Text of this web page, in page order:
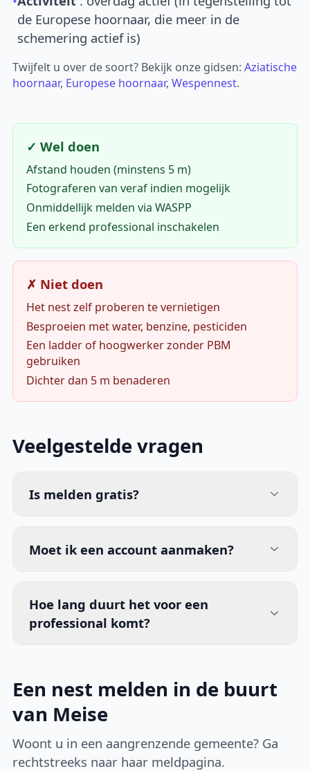
de Europese hoornaar, die meer in de
schemering actief is)
Twijfelt u over de soort? Bekijk onze gidsen:Aziatische
hoornaar, Europese hoornaar,Wespennest.
✓ Wel doen
Afstand houden (minstens 5 m)
Fotograferen van veraf indien mogelijk
Onmiddellijk melden via WASPP
Een erkend professional inschakelen
✗ Niet doen
Het nest zelf proberen te vernietigen
Besproeien met water, benzine, pesticiden
Een ladder of hoogwerker zonder PBM
gebruiken
Dichter dan 5 m benaderen
Veelgestelde vragen
Is melden gratis?
Moet ik een account aanmaken?
Hoe lang duurt het voor een
professional komt?
Een nest melden in de buurt
van Meise
Woont u in een aangrenzende gemeente? Ga
rechtstreeks naar haar meldpagina.